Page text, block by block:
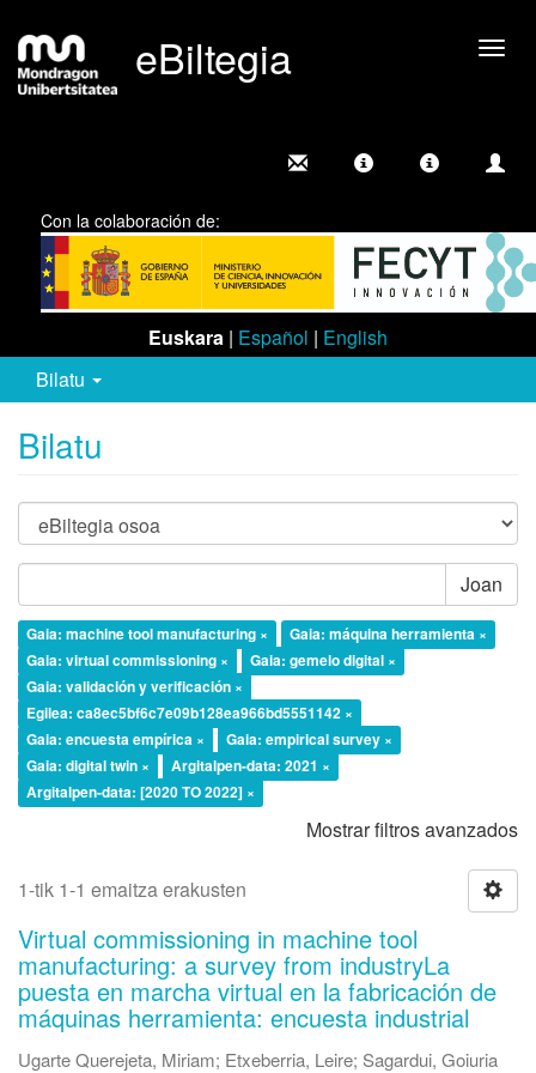
eBiltegia
Con la colaboración de:
Euskara | Español | English
Bilatu
Bilatu
Joan
Gaia: machine tool manufacturing ×
Gaia: máquina herramienta ×
Gaia: virtual commissioning ×
Gaia: gemelo digital ×
Gaia: validación y verificación ×
Egilea: ca8ec5bf6c7e09b128ea966bd5551142 ×
Gaia: encuesta empírica ×
Gaia: empirical survey ×
Gaia: digital twin ×
Argitalpen-data: 2021 ×
Argitalpen-data: [2020 TO 2022] ×
Mostrar filtros avanzados
1-tik 1-1 emaitza erakusten
Virtual commissioning in machine tool
manufacturing: a survey from industryLa
puesta en marcha virtual en la fabricación de
máquinas herramienta: encuesta industrial
Ugarte Querejeta, Miriam; Etxeberria, Leire; Sagardui, Goiuria